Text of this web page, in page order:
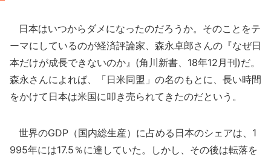
日本はいつからダメになったのだろうか。そのことをテ
ーマにしているのが経済評論家、森永卓郎さんの『なぜ日
本だけが成長できないのか』(角川新書、18年12月刊)だ。
森永さんによれば、「日米同盟」の名のもとに、長い時間
をかけて日本は米国に叩き売られてきたのだという。
世界のGDP（国内総生産）に占める日本のシェアは、1
995年には17.5％に達していた。しかし、その後は転落を